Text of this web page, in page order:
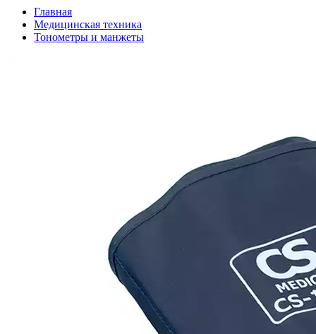
Главная
Медицинская техника
Тонометры и манжеты